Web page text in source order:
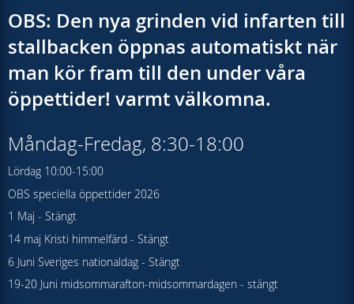
OBS: Den nya grinden vid infarten till
stallbacken öppnas automatiskt när
man kör fram till den under våra
öppettider! varmt välkomna.
Måndag-Fredag, 8:30-18:00
Lördag 10:00-15:00
OBS speciella öppettider 2026
1 Maj - Stängt
14 maj Kristi himmelfärd - Stängt
6 Juni Sveriges nationaldag - Stängt
19-20 Juni midsommarafton-midsommardagen - stängt